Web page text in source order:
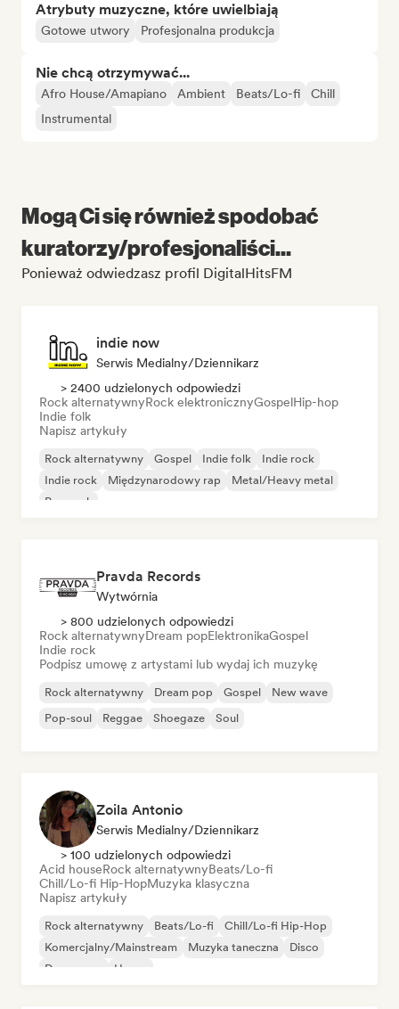
Atrybuty muzyczne, które uwielbiają
Gotowe utwory Profesjonalna produkcja
Nie chcą otrzymywać...
Afro House/Amapiano Ambient Beats/Lo-fi
Chill
Instrumental
Mogą Ci się również spodobać
kuratorzy/profesjonaliści...
Ponieważ odwiedzasz profil DigitalHitsFM
indie now
Serwis Medialny/Dziennikarz
> 2400 udzielonych odpowiedzi
Rock alternatywnyRock elektronicznyGospelHip-hop
Indie folk
Napisz artykuły
Rock alternatywny Gospel Indie folk
Indie rock
Indie rock
Międzynarodowy rap
Metal/Heavy metal
Pop rock
Pravda Records
Wytwórnia
> 800 udzielonych odpowiedzi
Rock alternatywnyDream popElektronikaGospel
Indie rock
Podpisz umowę z artystami lub wydaj ich muzykę
Rock alternatywny Dream pop Gospel
New wave
Pop-soul
Reggae Shoegaze Soul
Zoila Antonio
Serwis Medialny/Dziennikarz
> 100 udzielonych odpowiedzi
Acid houseRock alternatywnyBeats/Lo-fi
Chill/Lo-fi Hip-HopMuzyka klasyczna
Napisz artykuły
Rock alternatywny Beats/Lo-fi
Chill/Lo-fi Hip-Hop
Komercjalny/Mainstream
Muzyka taneczna
Disco
Dream pop
House